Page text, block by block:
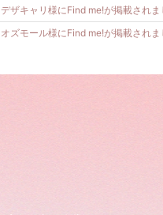
デザキャリ様にFind me!が掲載されま
オズモール様にFind me!が掲載されま